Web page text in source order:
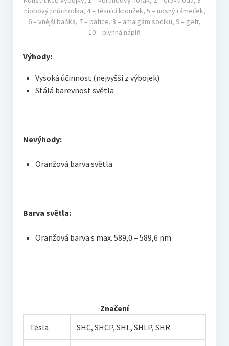
niobový průchodka, 4 – těsnící kroužek, 5 – nosný rámeček,
6 – vnější baňka, 7 – patice, 8 – amalgám sodíku, 9 – getr,
10 – plynná náplň
Výhody:
Vysoká účinnost (nejvyšší z výbojek)
Stálá barevnost světla
Nevýhody:
Oranžová barva světla
Barva světla:
Oranžová barva s max. 589,0 – 589,6 nm
Značení
Tesla
SHC, SHCP, SHL, SHLP, SHR